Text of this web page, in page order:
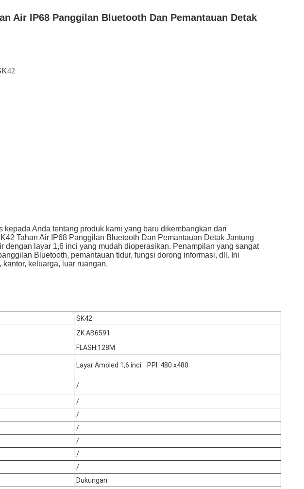
Air IP68 Panggilan Bluetooth Dan Pemantauan Detak
Anda tentang produk kami yang baru dikembangkan dari
Tahan Air IP68 Panggilan Bluetooth Dan Pemantauan Detak Jantung
dengan layar 1,6 inci yang mudah dioperasikan. Penampilan yang sangat
Bluetooth, pemantauan tidur, fungsi dorong informasi, dll. Ini
keluarga, luar ruangan.
SK42
ZK AB6591
FLASH:128M
Layar Amoled 1,6 inci. PPI: 480 x480
/
/
/
/
/
/
/
Dukungan